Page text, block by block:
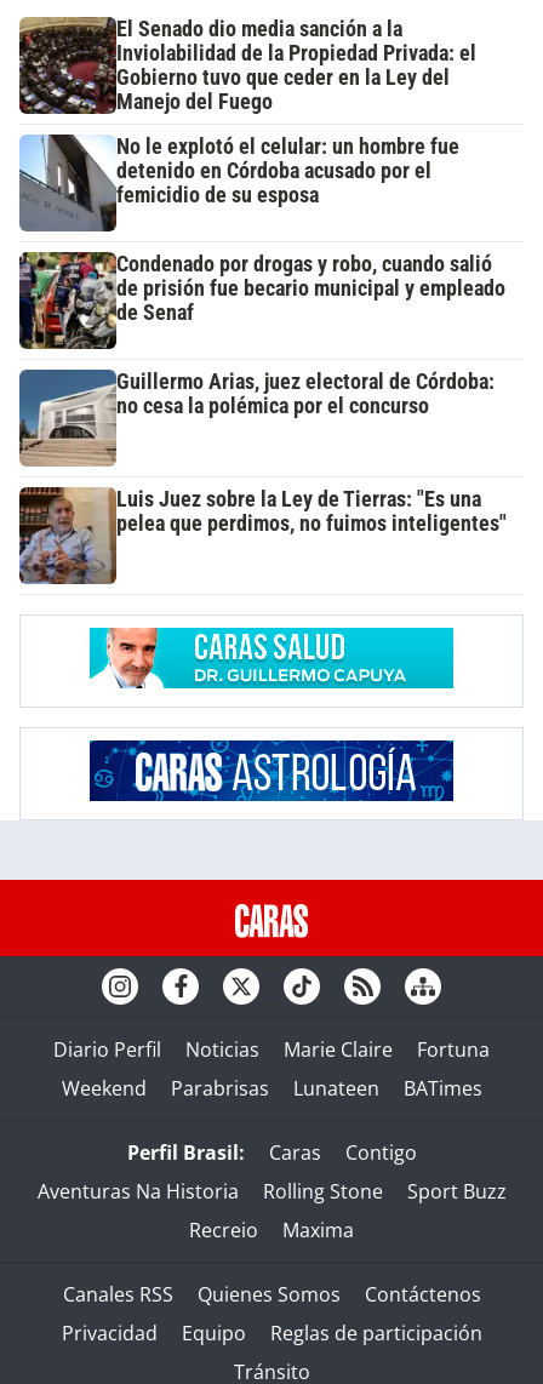
El Senado dio media sanción a la
Inviolabilidad de la Propiedad Privada: el
Gobierno tuvo que ceder en la Ley del
Manejo del Fuego
No le explotó el celular: un hombre fue
detenido en Córdoba acusado por el
femicidio de su esposa
Condenado por drogas y robo, cuando salió
de prisión fue becario municipal y empleado
de Senaf
Guillermo Arias, juez electoral de Córdoba:
no cesa la polémica por el concurso
Luis Juez sobre la Ley de Tierras: "Es una
pelea que perdimos, no fuimos inteligentes"
Diario Perfil Noticias Marie Claire
Fortuna
Weekend
Parabrisas Lunateen BATimes
Perfil Brasil: Caras
Contigo
Aventuras Na Historia
Rolling Stone
Sport Buzz
Recreio
Maxima
Canales RSS Quienes Somos
Contáctenos
Privacidad
Equipo
Reglas de participación
Tránsito